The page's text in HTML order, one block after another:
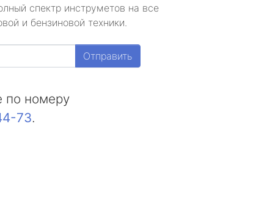
спектр инструметов на все
и бензиновой техники.
Отправить
по номеру
73.